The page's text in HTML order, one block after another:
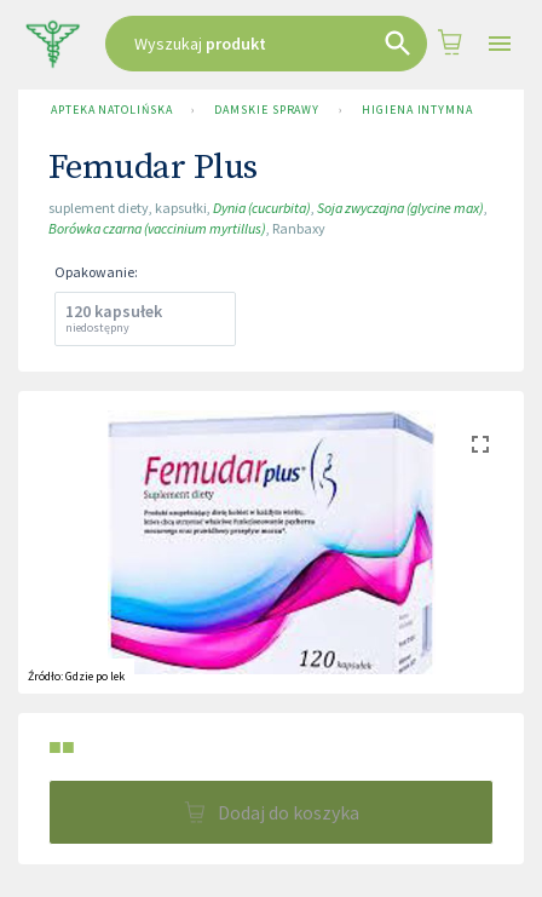
Wyszukaj produkt
APTEKA NATOLIŃSKA › DAMSKIE SPRAWY › HIGIENA INTYMNA
Femudar Plus
suplement diety, kapsułki, Dynia (cucurbita), Soja zwyczajna (glycine max),
Borówka czarna (vaccinium myrtillus), Ranbaxy
Opakowanie:
120 kapsułek
niedostępny
Źródło:Gdzie po lek
■■
Dodaj do koszyka